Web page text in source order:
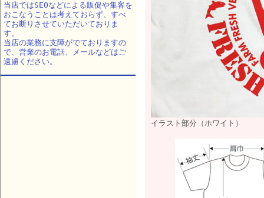
当店ではSEOなどによる販促や集客を
おこなうことは考えておらず、すべ
てお断りさせていただいておりま
す。
当店の業務に支障がでておりますの
で、営業のお電話、メールなどはご
遠慮ください。
イラスト部分（ホワイト）